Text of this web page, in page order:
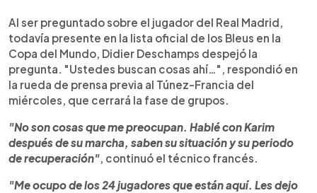
Al ser preguntado sobre el jugador del Real Madrid,
todavía presente en la lista oficial de los Bleus en la
Copa del Mundo, Didier Deschamps despejó la
pregunta. "Ustedes buscan cosas ahí…", respondió en
la rueda de prensa previa al Túnez-Francia del
miércoles, que cerrará la fase de grupos.
"No son cosas que me preocupan. Hablé con Karim
después de su marcha, saben su situación y su periodo
de recuperación", continuó el técnico francés.
"Me ocupo de los 24 jugadores que están aquí. Les dejo